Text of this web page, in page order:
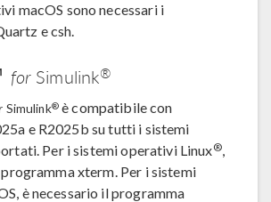
macOS sono necessari i
e csh.
forSimulink®
Simulink®è compatibile con
e R2025b su tutti i sistemi
Per i sistemi operativi Linux®,
xterm. Per i sistemi
è necessario il programma